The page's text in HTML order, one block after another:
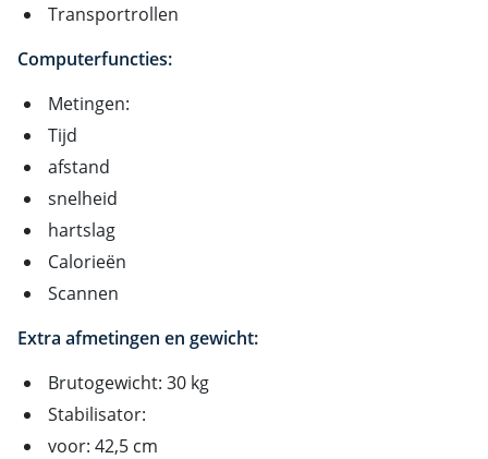
Transportrollen
Computerfuncties:
Metingen:
Tijd
afstand
snelheid
hartslag
Calorieën
Scannen
Extra afmetingen en gewicht:
Brutogewicht: 30 kg
Stabilisator:
voor: 42,5 cm